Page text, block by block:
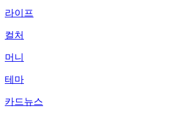
라이프
컬처
머니
테마
카드뉴스